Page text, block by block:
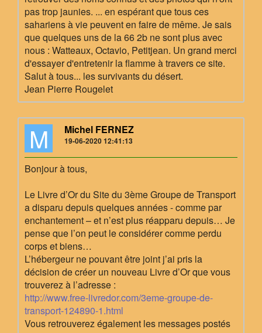
pas trop jaunies. ... en espérant que tous ces
sahariens à vie peuvent en faire de même. Je sais
que quelques uns de la 66 2b ne sont plus avec
nous : Watteaux, Octavio, Petitjean. Un grand merci
d'essayer d'entretenir la flamme à travers ce site.
Salut à tous... les survivants du désert.
Jean Pierre Rougelet
M Michel FERNEZ
19-06-2020 12:41:13
Bonjour à tous,
Le Livre d’Or du Site du 3ème Groupe de Transport
a disparu depuis quelques années - comme par
enchantement – et n’est plus réapparu depuis… Je
pense que l’on peut le considérer comme perdu
corps et biens…
L’hébergeur ne pouvant être joint j’ai pris la
décision de créer un nouveau Livre d’Or que vous
trouverez à l’adresse :
http://www.free-livredor.com/3eme-groupe-de-
transport-124890-1.html
Vous retrouverez également les messages postés